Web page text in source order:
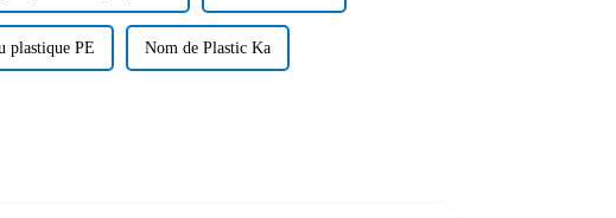
plastique PE Nom de Plastic Ka